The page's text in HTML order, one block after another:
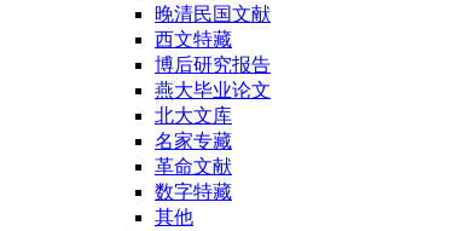
晚清民国文献
西文特藏
博后研究报告
燕大毕业论文
北大文库
名家专藏
革命文献
数字特藏
其他